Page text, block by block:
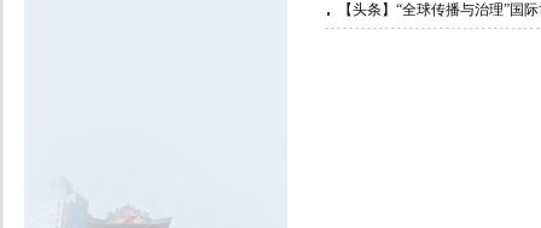
【头条】“全球传播与治理”国